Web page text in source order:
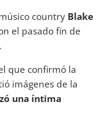
country Blake
el pasado fin de
que confirmó la
imágenes de la
una íntima